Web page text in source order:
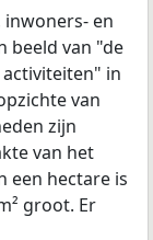
en
beeld van "de
in
van
zijn
van het
een hectare is
groot. Er